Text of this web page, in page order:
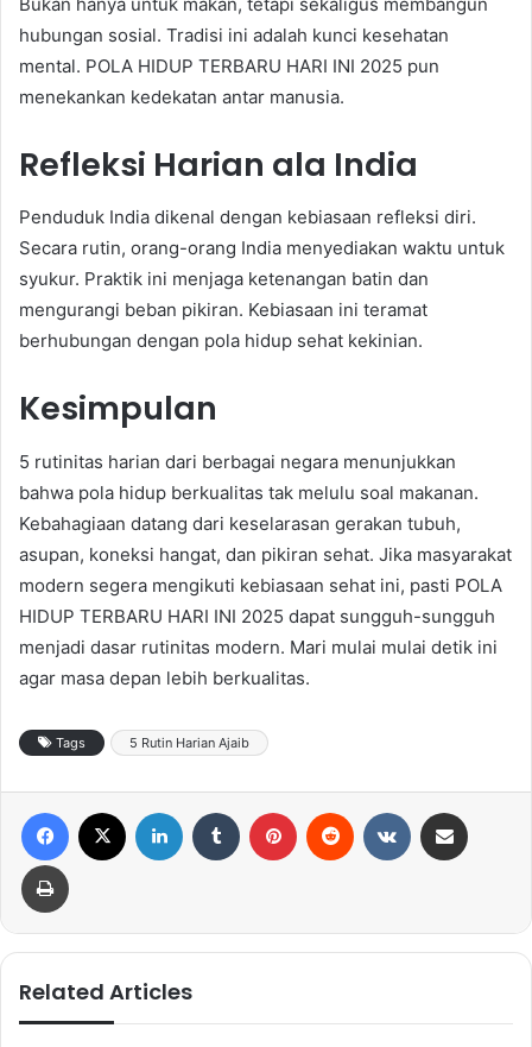
hubungan sosial. Tradisi ini adalah kunci kesehatan
mental. POLA HIDUP TERBARU HARI INI 2025 pun
menekankan kedekatan antar manusia.
Refleksi Harian ala India
Penduduk India dikenal dengan kebiasaan refleksi diri.
Secara rutin, orang-orang India menyediakan waktu untuk
syukur. Praktik ini menjaga ketenangan batin dan
mengurangi beban pikiran. Kebiasaan ini teramat
berhubungan dengan pola hidup sehat kekinian.
Kesimpulan
5 rutinitas harian dari berbagai negara menunjukkan
bahwa pola hidup berkualitas tak melulu soal makanan.
Kebahagiaan datang dari keselarasan gerakan tubuh,
asupan, koneksi hangat, dan pikiran sehat. Jika masyarakat
modern segera mengikuti kebiasaan sehat ini, pasti POLA
HIDUP TERBARU HARI INI 2025 dapat sungguh-sungguh
menjadi dasar rutinitas modern. Mari mulai mulai detik ini
agar masa depan lebih berkualitas.
Tags 5 Rutin Harian Ajaib
Related Articles